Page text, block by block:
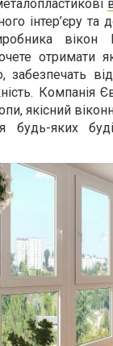
інтер’єру та
вікон
отримати
забезпечать
Компанія
якісний
будь-яких